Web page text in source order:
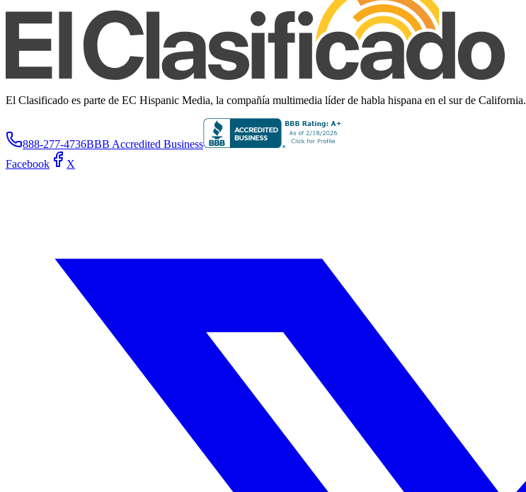
El Clasificado es parte de EC Hispanic Media, la compañía multimedia líder de habla hispana en el sur de California.
888-277-4736BBB Accredited Business
Facebook
X